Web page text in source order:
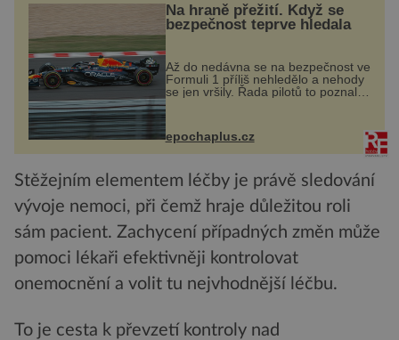
Na hraně přežití. Když se
bezpečnost teprve hledala
Až do nedávna se na bezpečnost ve
Formuli 1 příliš nehledělo a nehody
se jen vršily. Řada pilotů to poznala
na vlastní kůži, často s trvalými
následky nebo bohužel i ztrátou
života. Dnes nepochopiteln...
epochaplus.cz
Stěžejním elementem léčby je právě sledování
vývoje nemoci, při čemž hraje důležitou roli
sám pacient. Zachycení případných změn může
pomoci lékaři efektivněji kontrolovat
onemocnění a volit tu nejvhodnější léčbu.
To je cesta k převzetí kontroly nad